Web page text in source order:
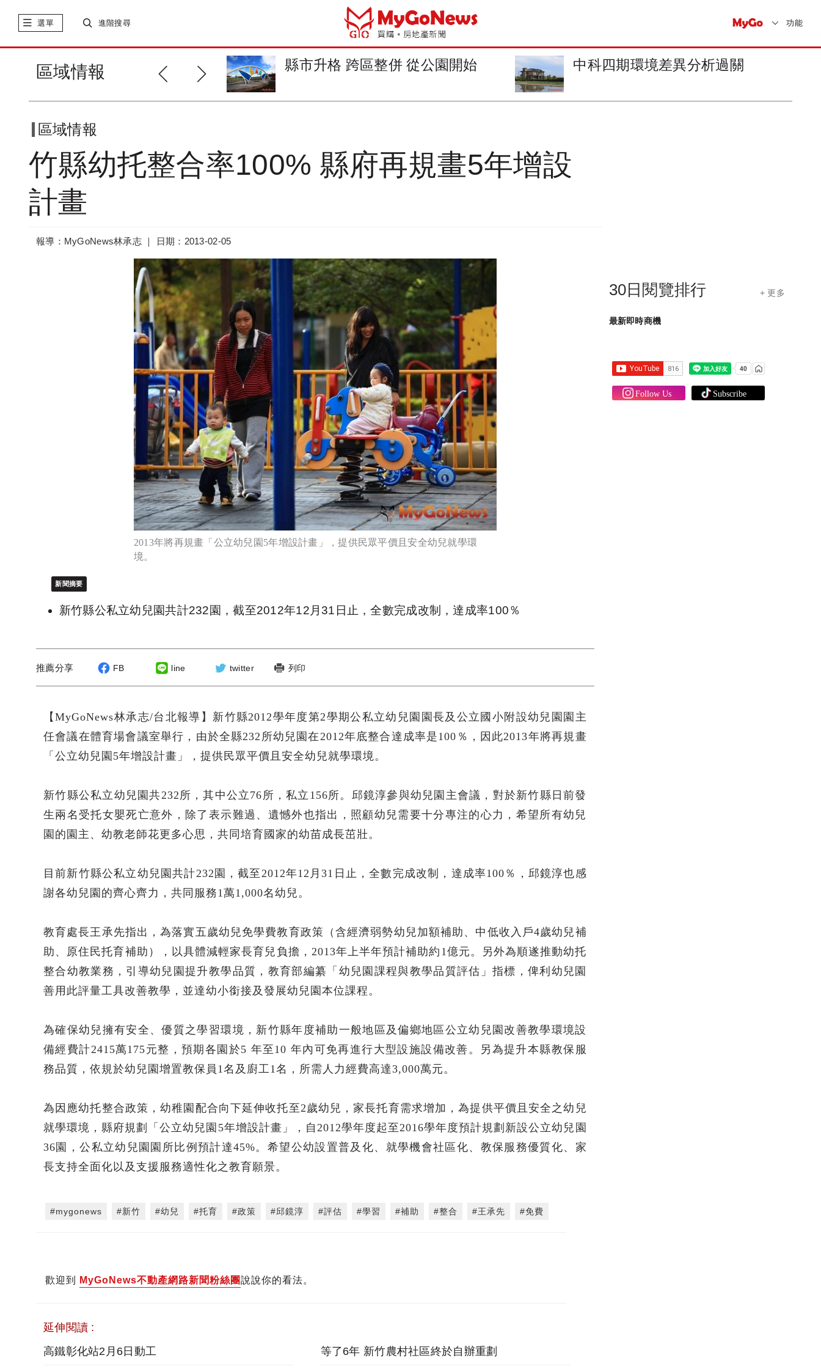
選單 進階搜尋 功能
區域情報
縣市升格 跨區整併 從公園開始 中科四期環境差異分析過關 南橫全線通車拼2013年5月前完
區域情報
竹縣幼托整合率100% 縣府再規畫5年增設
計畫
報導：MyGoNews林承志 ｜ 日期：2013-02-05
2013年將再規畫「公立幼兒園5年增設計畫」，提供民眾平價且安全幼兒就學環
境。
新聞摘要
新竹縣公私立幼兒園共計232園，截至2012年12月31日止，全數完成改制，達成率100％
推薦分享 FB line twitter 列印
【MyGoNews林承志/台北報導】新竹縣2012學年度第2學期公私立幼兒園園長及公立國小附設幼兒園園主
任會議在體育場會議室舉行，由於全縣232所幼兒園在2012年底整合達成率是100％，因此2013年將再規畫
「公立幼兒園5年增設計畫」，提供民眾平價且安全幼兒就學環境。
新竹縣公私立幼兒園共232所，其中公立76所，私立156所。邱鏡淳參與幼兒園主會議，對於新竹縣日前發
生兩名受托女嬰死亡意外，除了表示難過、遺憾外也指出，照顧幼兒需要十分專注的心力，希望所有幼兒
園的園主、幼教老師花更多心思，共同培育國家的幼苗成長茁壯。
目前新竹縣公私立幼兒園共計232園，截至2012年12月31日止，全數完成改制，達成率100％，邱鏡淳也感
謝各幼兒園的齊心齊力，共同服務1萬1,000名幼兒。
教育處長王承先指出，為落實五歲幼兒免學費教育政策（含經濟弱勢幼兒加額補助、中低收入戶4歲幼兒補
助、原住民托育補助），以具體減輕家長育兒負擔，2013年上半年預計補助約1億元。另外為順遂推動幼托
整合幼教業務，引導幼兒園提升教學品質，教育部編纂「幼兒園課程與教學品質評估」指標，俾利幼兒園
善用此評量工具改善教學，並達幼小銜接及發展幼兒園本位課程。
為確保幼兒擁有安全、優質之學習環境，新竹縣年度補助一般地區及偏鄉地區公立幼兒園改善教學環境設
備經費計2415萬175元整，預期各園於5 年至10 年內可免再進行大型設施設備改善。另為提升本縣教保服
務品質，依規於幼兒園增置教保員1名及廚工1名，所需人力經費高達3,000萬元。
為因應幼托整合政策，幼稚園配合向下延伸收托至2歲幼兒，家長托育需求增加，為提供平價且安全之幼兒
就學環境，縣府規劃「公立幼兒園5年增設計畫」，自2012學年度起至2016學年度預計規劃新設公立幼兒園
36園，公私立幼兒園園所比例預計達45%。希望公幼設置普及化、就學機會社區化、教保服務優質化、家
長支持全面化以及支援服務適性化之教育願景。
#mygonews #新竹 #幼兒 #托育 #政策 #邱鏡淳 #評估 #學習 #補助 #整合 #王承先 #免費
歡迎到 MyGoNews不動產網路新聞粉絲團說說你的看法。
延伸閱讀 :
高鐵彰化站2月6日動工
等了6年 新竹農村社區終於自辦重劃
30日閱覽排行 + 更多
最新即時商機